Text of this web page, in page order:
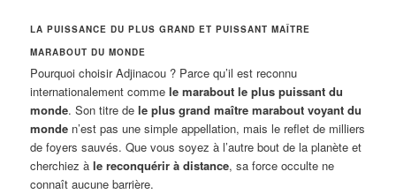
LA PUISSANCE DU PLUS GRAND ET PUISSANT MAÎTRE
MARABOUT DU MONDE
Pourquoi choisir Adjinacou ? Parce qu’il est reconnu
internationalement commele marabout le plus puissant du
monde. Son titre dele plus grand maître marabout voyant du
monde n’est pas une simple appellation, mais le reflet de milliers
de foyers sauvés. Que vous soyez à l’autre bout de la planète et
cherchiez àle reconquérir à distance, sa force occulte ne
connaît aucune barrière.